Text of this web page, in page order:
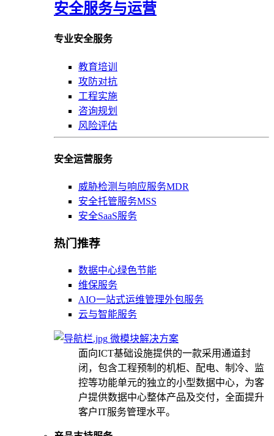
安全服务与运营
专业安全服务
教育培训
攻防对抗
工程实施
咨询规划
风险评估
安全运营服务
威胁检测与响应服务MDR
安全托管服务MSS
安全SaaS服务
热门推荐
数据中心绿色节能
维保服务
AIO一站式运维管理外包服务
云与智能服务
微模块解决方案
面向ICT基础设施提供的一款采用通道封
闭，包含工程预制的机柜、配电、制冷、监
控等功能单元的独立的小型数据中心，为客
户提供数据中心整体产品及交付，全面提升
客户IT服务管理水平。